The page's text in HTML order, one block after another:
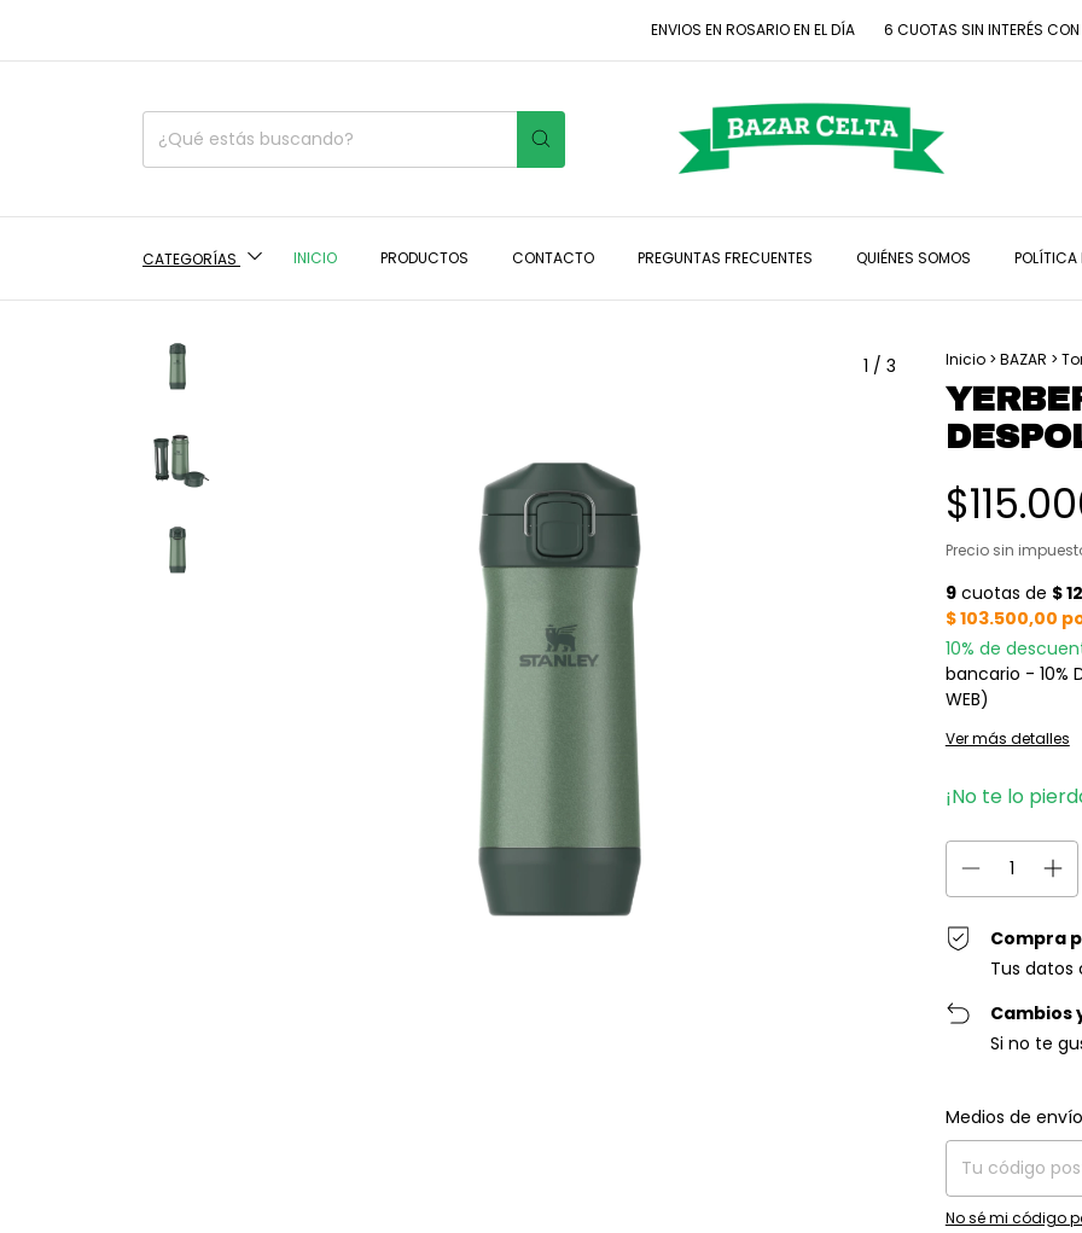
ENVIOS EN ROSARIO EN EL DÍA 6 CUOTAS SIN INTERÉS CON
CATEGORÍAS INICIO PRODUCTOS CONTACTO PREGUNTAS FRECUENTES QUIÉNES SOMOS POLÍTICA
1 / 3 Inicio > BAZAR >
Precio sin
10% de
bancario - 10%
WEB)
Ver más detalles
¡No te lo
Compra
Tus datos
Cambios
Si no te
Entregas para el CP:
Medios de envío
No sé mi código